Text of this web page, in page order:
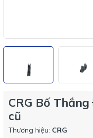
CRG Bố
cũ
Thương hiệu: CRG